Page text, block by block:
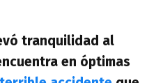
tranquilidad al
en óptimas